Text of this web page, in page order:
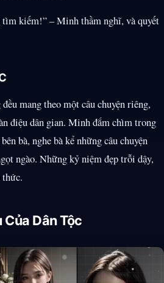
kiếm!” – Minh thầm nghĩ, và quyết
mang theo một câu chuyện riêng,
điệu dân gian. Minh đắm chìm trong
bà, nghe bà kể những câu chuyện
ngào. Những kỷ niệm đẹp trỗi dậy,
Dân Tộc